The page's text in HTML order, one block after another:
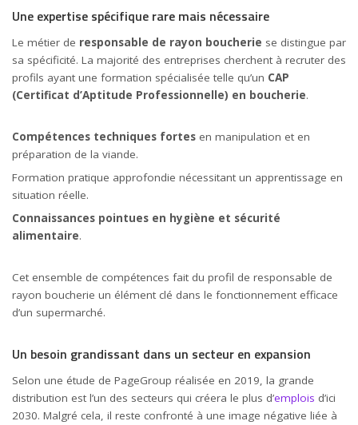
Une expertise spécifique rare mais nécessaire
Le métier de responsable de rayon boucherie se distingue par
sa spécificité. La majorité des entreprises cherchent à recruter des
profils ayant une formation spécialisée telle qu’un CAP
(Certificat d’Aptitude Professionnelle) en boucherie.
Compétences techniques fortes en manipulation et en
préparation de la viande.
Formation pratique approfondie nécessitant un apprentissage en
situation réelle.
Connaissances pointues en hygiène et sécurité
alimentaire.
Cet ensemble de compétences fait du profil de responsable de
rayon boucherie un élément clé dans le fonctionnement efficace
d’un supermarché.
Un besoin grandissant dans un secteur en expansion
Selon une étude de PageGroup réalisée en 2019, la grande
distribution est l’un des secteurs qui créera le plus d’emplois d’ici
2030. Malgré cela, il reste confronté à une image négative liée à